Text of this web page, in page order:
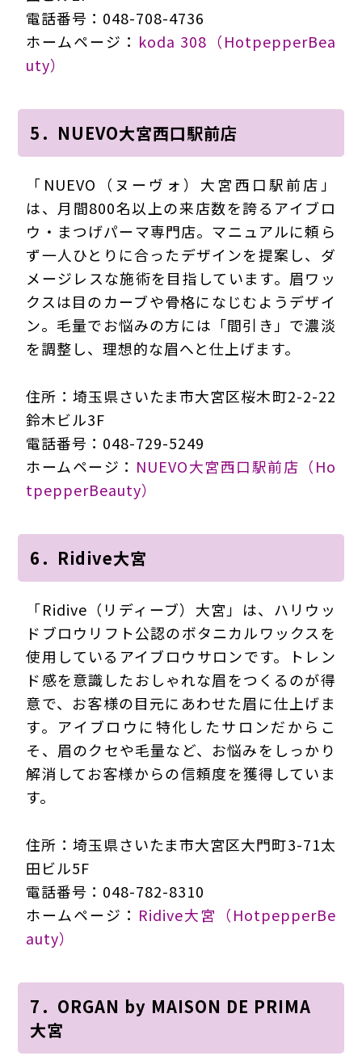
電話番号：048-708-4736
ホームページ： koda 308（HotpepperBea
uty）
5．NUEVO大宮西口駅前店
「NUEVO（ヌーヴォ）大宮西口駅前店」
は、月間800名以上の来店数を誇るアイブロ
ウ・まつげパーマ専門店。マニュアルに頼ら
ず一人ひとりに合ったデザインを提案し、ダ
メージレスな施術を目指しています。眉ワッ
クスは目のカーブや骨格になじむようデザイ
ン。毛量でお悩みの方には「間引き」で濃淡
を調整し、理想的な眉へと仕上げます。
住所：埼玉県さいたま市大宮区桜木町2-2-22
鈴木ビル3F
電話番号：048-729-5249
ホームページ： NUEVO大宮西口駅前店（Ho
tpepperBeauty）
6．Ridive大宮
「Ridive（リディーブ）大宮」は、ハリウッ
ドブロウリフト公認のボタニカルワックスを
使用しているアイブロウサロンです。トレン
ド感を意識したおしゃれな眉をつくるのが得
意で、お客様の目元にあわせた眉に仕上げま
す。アイブロウに特化したサロンだからこ
そ、眉のクセや毛量など、お悩みをしっかり
解消してお客様からの信頼度を獲得していま
す。
住所：埼玉県さいたま市大宮区大門町3-71太
田ビル5F
電話番号：048-782-8310
ホームページ： Ridive大宮（HotpepperBe
auty）
7．ORGAN by MAISON DE PRIMA
大宮